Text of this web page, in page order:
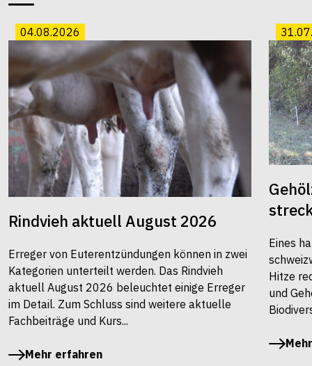
04.08.2026
Rindvieh aktuell August 2026
Erreger von Euterentzündungen können in zwei
Kategorien unterteilt werden. Das Rindvieh
aktuell August 2026 beleuchtet einige Erreger
im Detail. Zum Schluss sind weitere aktuelle
Fachbeiträge und Kurs...
Mehr erfahren
Eines
Hitze
und